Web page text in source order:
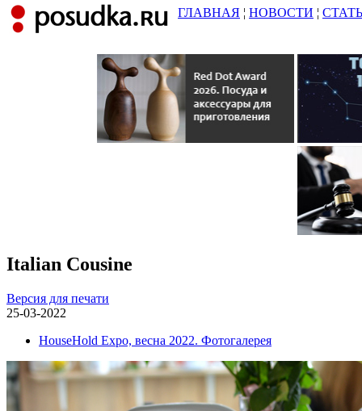
ГЛАВНАЯ ¦ НОВОСТИ ¦
Italian Cousine
Версия для печати
25-03-2022
HouseHold Expo, весна 2022. Фотогалерея